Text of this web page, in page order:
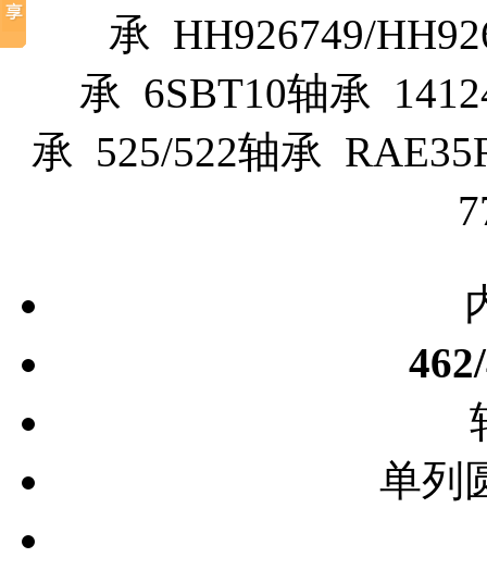
承 HH926749/
承 6SBT10轴承
承 525/522轴承
单列